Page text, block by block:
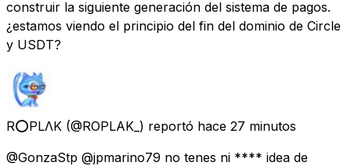
construir la siguiente generación del sistema de pagos.
¿estamos viendo el principio del fin del dominio de Circle
y USDT?
R⭕PLΛK (@ROPLAK_) reportó hace 27 minutos
@GonzaStp @jpmarino79 no tenes ni **** idea de